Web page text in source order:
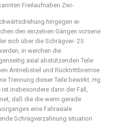
Freilaufnaben Zwi-
hingegen ei-
den einzelnen Gängen vcrsene
sich über die Schrägver- 25
in weichen die
axial abstützenden Teile
Antriebsteil und Rücktrittbremse
Trennung dieser Teile bewirkt. Hg
insbesondere dann der Fall,
daß die die wenn gerade
eine Fahraxiale
Schrägverzahnung situation